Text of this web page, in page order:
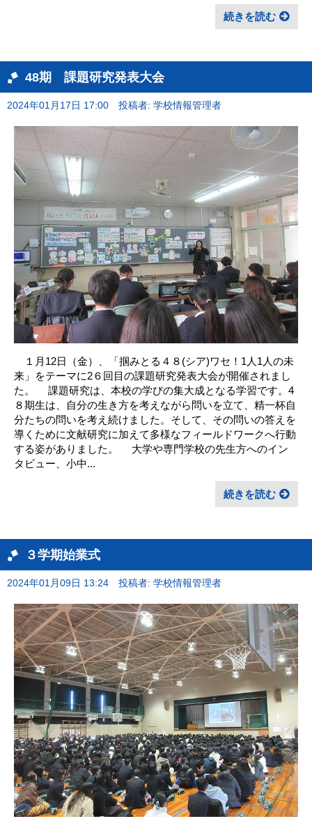
続きを読む
48期 課題研究発表大会
2024年01月17日 17:00 投稿者: 学校情報管理者
１月12日（金）、「掴みとる４８(シア)ワセ！1人1人の未
来」をテーマに2６回目の課題研究発表大会が開催されまし
た。 課題研究は、本校の学びの集大成となる学習です。4
８期生は、自分の生き方を考えながら問いを立て、精一杯自
分たちの問いを考え続けました。そして、その問いの答えを
導くために文献研究に加えて多様なフィールドワークへ行動
する姿がありました。 大学や専門学校の先生方へのイン
タビュー、小中...
続きを読む
３学期始業式
2024年01月09日 13:24 投稿者: 学校情報管理者